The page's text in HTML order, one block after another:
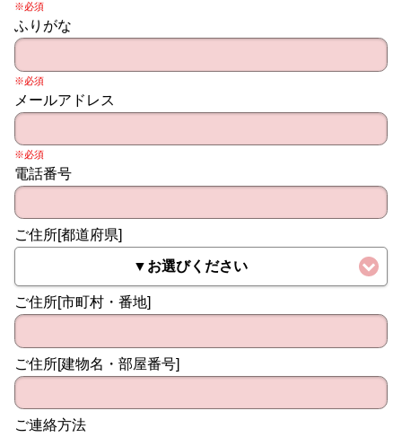
※必須
ふりがな
※必須
メールアドレス
※必須
電話番号
ご住所[都道府県]
▼お選びください
ご住所[市町村・番地]
ご住所[建物名・部屋番号]
ご連絡方法